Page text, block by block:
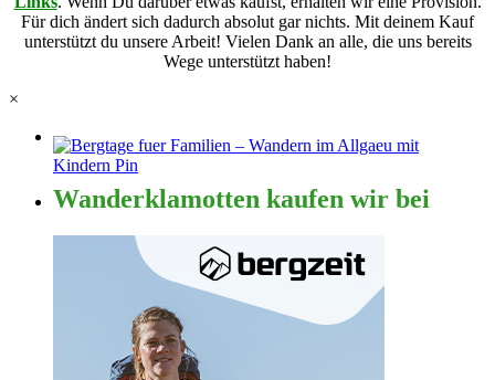
Für dich ändert sich dadurch absolut gar nichts. Mit deinem Kauf
unterstützt du unsere Arbeit! Vielen Dank an alle, die uns bereits
Wege unterstützt haben!
×
Wanderklamotten kaufen wir bei